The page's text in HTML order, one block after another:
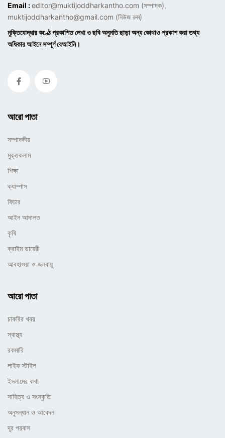
Email :editor@muktijoddharkantho.com (সম্পাদক),
muktijoddharkantho@gmail.com (নিউজ রুম)
মুক্তিযোদ্ধার কণ্ঠে প্রকাশিত লেখা ও ছবি অনুমতি ছাড়া অন্য কোথাও প্রকাশ করা তথ্য
অধিকার আইনে সম্পূর্ণ বেআইনি।
আরো পাতা
সম্পাদকীয়
মুক্তকলাম
শিক্ষা
ক্যাম্পাস
ফিচার
আইন আদালত
কৃষি
ক্রাইম ডায়েরী
আবহাওয়া ও জলবায়ূ
আরো পাতা
চাকরির খবর
স্বাস্থ্য
রকমারি
লাইফ স্টাইল
ইসলামের কথা
সাহিত্য ও সংস্কৃতি
অনুসন্ধান ও আবেদন
দূর পরবাস